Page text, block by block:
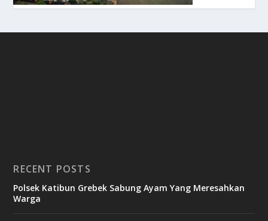
RECENT POSTS
Polsek Katibun Grebek Sabung Ayam Yang Meresahkan
Warga